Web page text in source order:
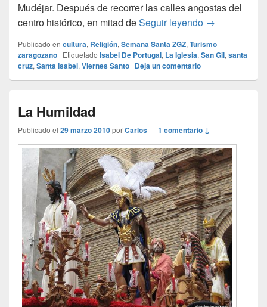
Mudéjar. Después de recorrer las calles angostas del
centro histórico, en mitad deSeguir leyendo Las Siete
→
Publicado en cultura, Religión, Semana Santa ZGZ, Turismo
zaragozano | Etiquetado Isabel De Portugal, La Iglesia, San Gil, santa
cruz, Santa Isabel, Viernes Santo | Deja un comentario
La Humildad
Publicado el 29 marzo 2010porCarlos—1 comentario ↓